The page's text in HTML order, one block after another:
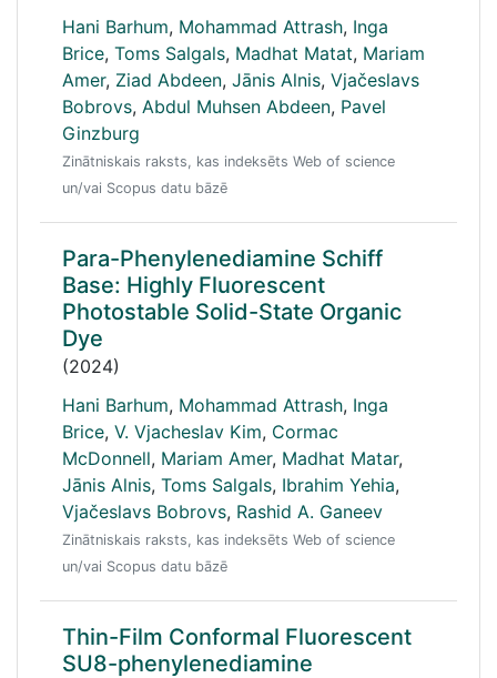
Hani Barhum, Mohammad Attrash, Inga
Brice, Toms Salgals, Madhat Matat, Mariam
Amer, Ziad Abdeen, Jānis Alnis, Vjačeslavs
Bobrovs, Abdul Muhsen Abdeen, Pavel
Ginzburg
Zinātniskais raksts, kas indeksēts Web of science
un/vai Scopus datu bāzē
Para-Phenylenediamine Schiff
Base: Highly Fluorescent
Photostable Solid-State Organic
Dye
(2024)
Hani Barhum, Mohammad Attrash, Inga
Brice, V. Vjacheslav Kim, Cormac
McDonnell, Mariam Amer, Madhat Matar,
Jānis Alnis, Toms Salgals, Ibrahim Yehia,
Vjačeslavs Bobrovs, Rashid A. Ganeev
Zinātniskais raksts, kas indeksēts Web of science
un/vai Scopus datu bāzē
Thin-Film Conformal Fluorescent
SU8-phenylenediamine